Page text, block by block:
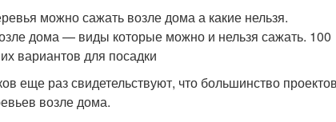
еще раз свидетельствуют, что большинство
возле дома.